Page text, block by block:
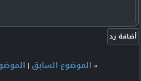
« الموضوع السابق |